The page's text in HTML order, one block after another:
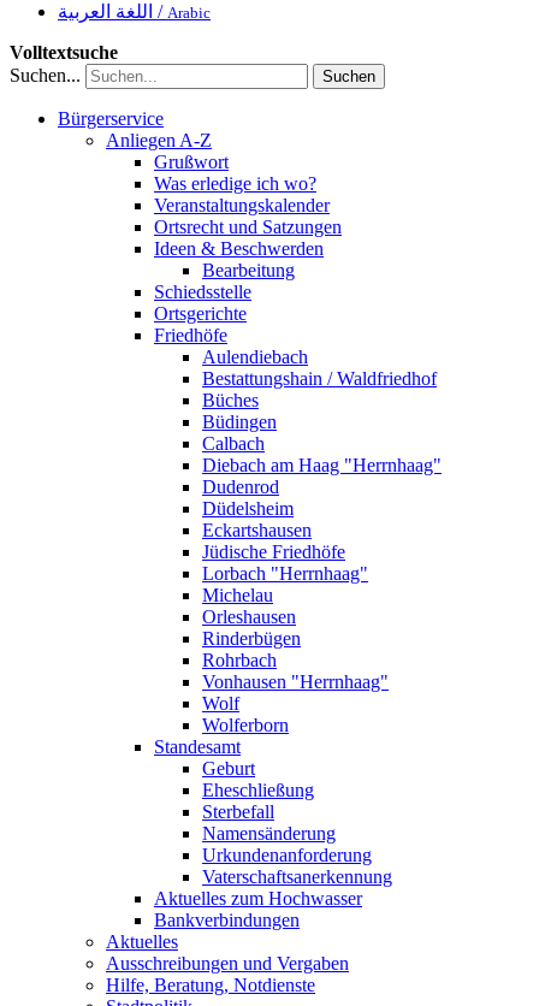
اللغة العربية / Arabic
Volltextsuche
Suchen...
Suchen
Bürgerservice
Anliegen A-Z
Grußwort
Was erledige ich wo?
Veranstaltungskalender
Ortsrecht und Satzungen
Ideen & Beschwerden
Bearbeitung
Schiedsstelle
Ortsgerichte
Friedhöfe
Aulendiebach
Bestattungshain / Waldfriedhof
Büches
Büdingen
Calbach
Diebach am Haag "Herrnhaag"
Dudenrod
Düdelsheim
Eckartshausen
Jüdische Friedhöfe
Lorbach "Herrnhaag"
Michelau
Orleshausen
Rinderbügen
Rohrbach
Vonhausen "Herrnhaag"
Wolf
Wolferborn
Standesamt
Geburt
Eheschließung
Sterbefall
Namensänderung
Urkundenanforderung
Vaterschaftsanerkennung
Aktuelles zum Hochwasser
Bankverbindungen
Aktuelles
Ausschreibungen und Vergaben
Hilfe, Beratung, Notdienste